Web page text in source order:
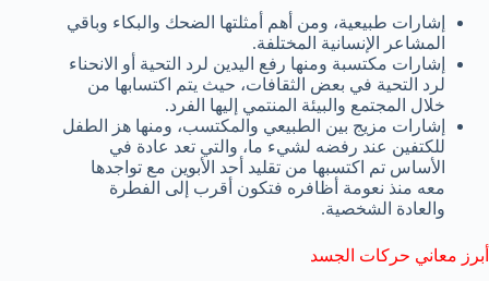
إشارات طبيعية، ومن أهم أمثلتها الضحك والبكاء وباقي
المشاعر الإنسانية المختلفة.
إشارات مكتسبة ومنها رفع اليدين لرد التحية أو الانحناء
لرد التحية في بعض الثقافات، حيث يتم اكتسابها من
خلال المجتمع والبيئة المنتمي إليها الفرد.
إشارات مزيج بين الطبيعي والمكتسب، ومنها هز الطفل
للكتفين عند رفضه لشيء ما، والتي تعد عادة في
الأساس تم اكتسبها من تقليد أحد الأبوين مع تواجدها
معه منذ نعومة أظافره فتكون أقرب إلى الفطرة
والعادة الشخصية.
أبرز معاني حركات الجسد